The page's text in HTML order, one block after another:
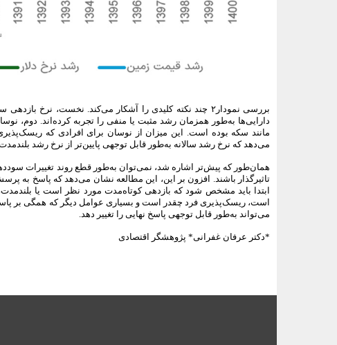
بررسی نمودار۲ چند نکته کلیدی را آشکار می‌کند. نخست، نرخ
دارایی‌ها به‌طور همزمان رشد مثبت یا منفی را تجربه کرده‌اند. دوم،
می‌دهد که نرخ رشد سالانه به‌طور قابل ‌توجهی پایین‌تر از نرخ رشد
همان‌طور که پیش‌‌تر اشاره شد، نمی‌توان به‌طور قطع روند تغییرات سوددهی
تاثیرگذار باشند. افزون بر این، این مطالعه نشان می‌دهد که پاسخ به
ابتدا باید مشخص شود که بازدهی کوتاه‌مدت مورد نظر است یا
است، ریسک‌پذیری فرد چقدر است و بسیاری عوامل دیگر که همگی بر
می‌تواند به‌طور قابل‌ توجهی پاسخ نهایی را تغییر دهد.
*دکتر عرفان غفرانی* پژوهشگر اقتصادی